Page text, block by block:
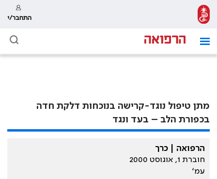
התחבר/י
מתן טיפול נוגד-קרישה בנוכחות דלקת חדה
בכפורת הלב – בעד ונגד
הרפואה | כרך
חוברת 1, אוגוסט 2000
עמ׳